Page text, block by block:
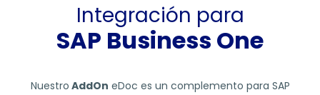
Integración para
SAP Business One
Nuestro AddOn eDoc es un complemento para SAP